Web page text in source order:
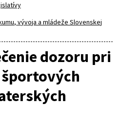
vývoja a mládeže Slovenskej
dozoru pri